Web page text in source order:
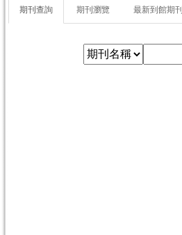
期刊查詢 期刊瀏覽 最新到館期刊